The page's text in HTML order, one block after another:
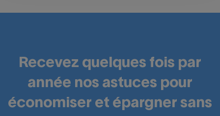
Recevez quelques fois par
année nos astuces pour
économiser et épargner sans